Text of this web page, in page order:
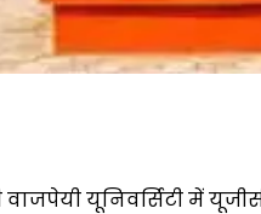
वाजपेयी यूनिवर्सिटी में